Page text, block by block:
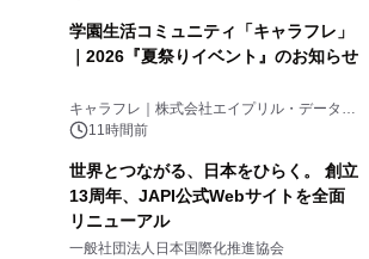
学園生活コミュニティ「キャラフレ」
｜2026『夏祭りイベント』のお知らせ
キャラフレ｜株式会社エイプリル・データ・
デザインズ
11時間前
世界とつながる、日本をひらく。 創立
13周年、JAPI公式Webサイトを全面
リニューアル
一般社団法人日本国際化推進協会